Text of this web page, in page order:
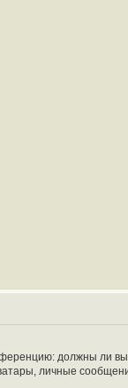
должны ли
личные